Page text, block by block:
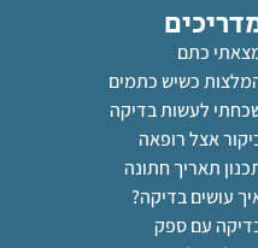
כתם
כשיש כתמים
לעשות בדיקה
אצל רופאה
תאריך חתונה
עושים בדיקה?
עם ספק